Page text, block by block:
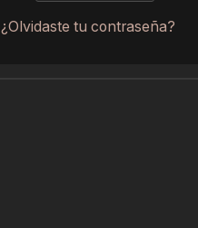
¿Olvidaste tu contraseña?